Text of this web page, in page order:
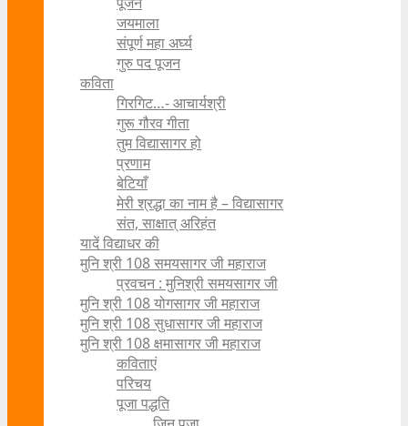
जयमाला
संपूर्ण महा अर्घ्य
गुरु पद पूजन
कविता
गिरगिट…- आचार्यश्री
गुरू गौरव गीता
तुम विद्यासागर हो
प्रणाम
बेटियाँ
मेरी श्रद्धा का नाम है – विद्यासागर
संत, साक्षात् अरिहंत
यादें विद्याधर की
मुनि श्री 108 समयसागर जी महाराज
प्रवचन : मुनिश्री समयसागर जी
मुनि श्री 108 योगसागर जी महाराज
मुनि श्री 108 सुधासागर जी महाराज
मुनि श्री 108 क्षमासागर जी महाराज
कविताएं
परिचय
पूजा पद्धति